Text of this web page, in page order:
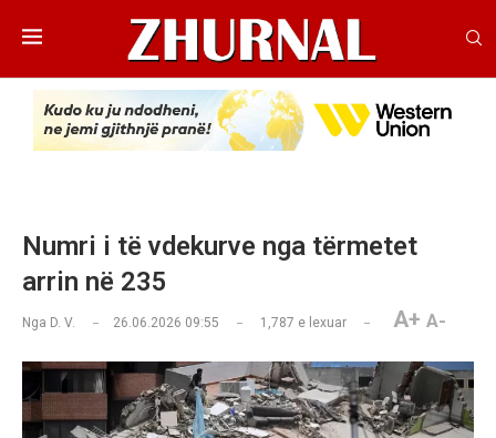
Numri i të vdekurve nga tërmetet
arrin në 235
Nga D. V. 26.06.2026 09:55 1,787 e lexuar A+ A-